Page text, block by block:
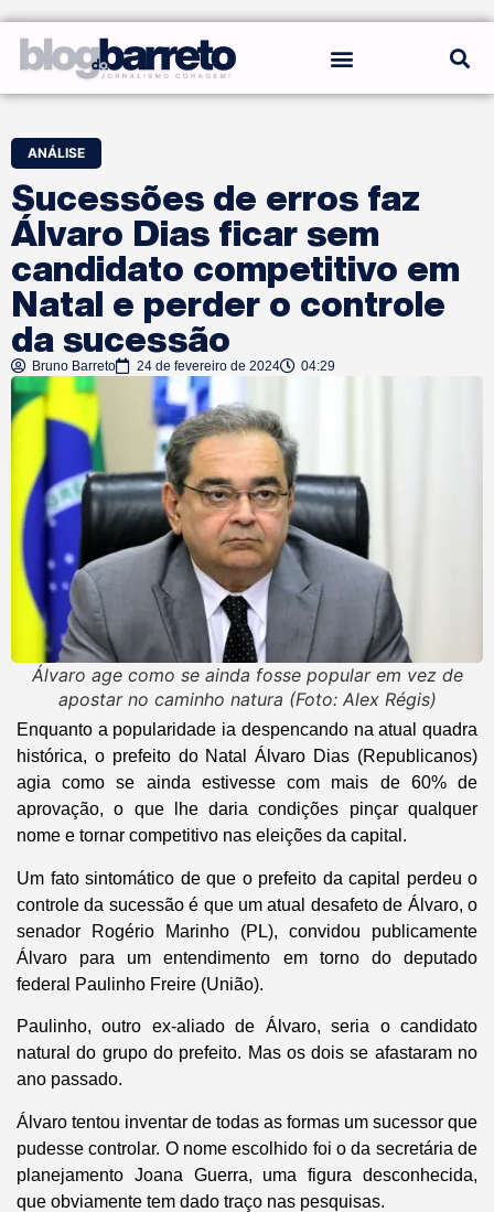
ANÁLISE
Sucessões de erros faz
Álvaro Dias ficar sem
candidato competitivo em
Natal e perder o controle
da sucessão
Bruno Barreto 24 de fevereiro de 2024 04:29
Álvaro age como se ainda fosse popular em vez de
apostar no caminho natura (Foto: Alex Régis)
Enquanto a popularidade ia despencando na atual quadra
histórica, o prefeito do Natal Álvaro Dias (Republicanos)
agia como se ainda estivesse com mais de 60% de
aprovação, o que lhe daria condições pinçar qualquer
nome e tornar competitivo nas eleições da capital.
Um fato sintomático de que o prefeito da capital perdeu o
controle da sucessão é que um atual desafeto de Álvaro, o
senador Rogério Marinho (PL), convidou publicamente
Álvaro para um entendimento em torno do deputado
federal Paulinho Freire (União).
Paulinho, outro ex-aliado de Álvaro, seria o candidato
natural do grupo do prefeito. Mas os dois se afastaram no
ano passado.
Álvaro tentou inventar de todas as formas um sucessor que
pudesse controlar. O nome escolhido foi o da secretária de
planejamento Joana Guerra, uma figura desconhecida,
que obviamente tem dado traço nas pesquisas.